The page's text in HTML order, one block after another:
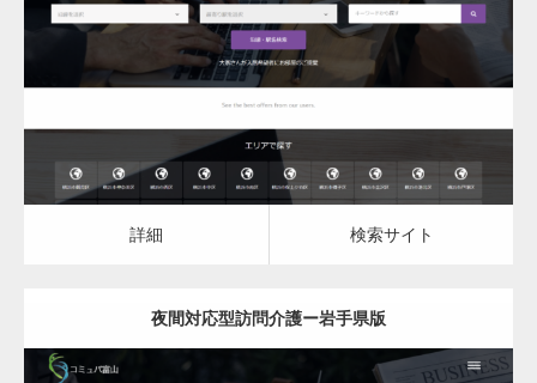
夜間対応型訪問介護
詳細 検索サイト
詳細 検索サイト
夜間対応型訪問介護ー岩手県版